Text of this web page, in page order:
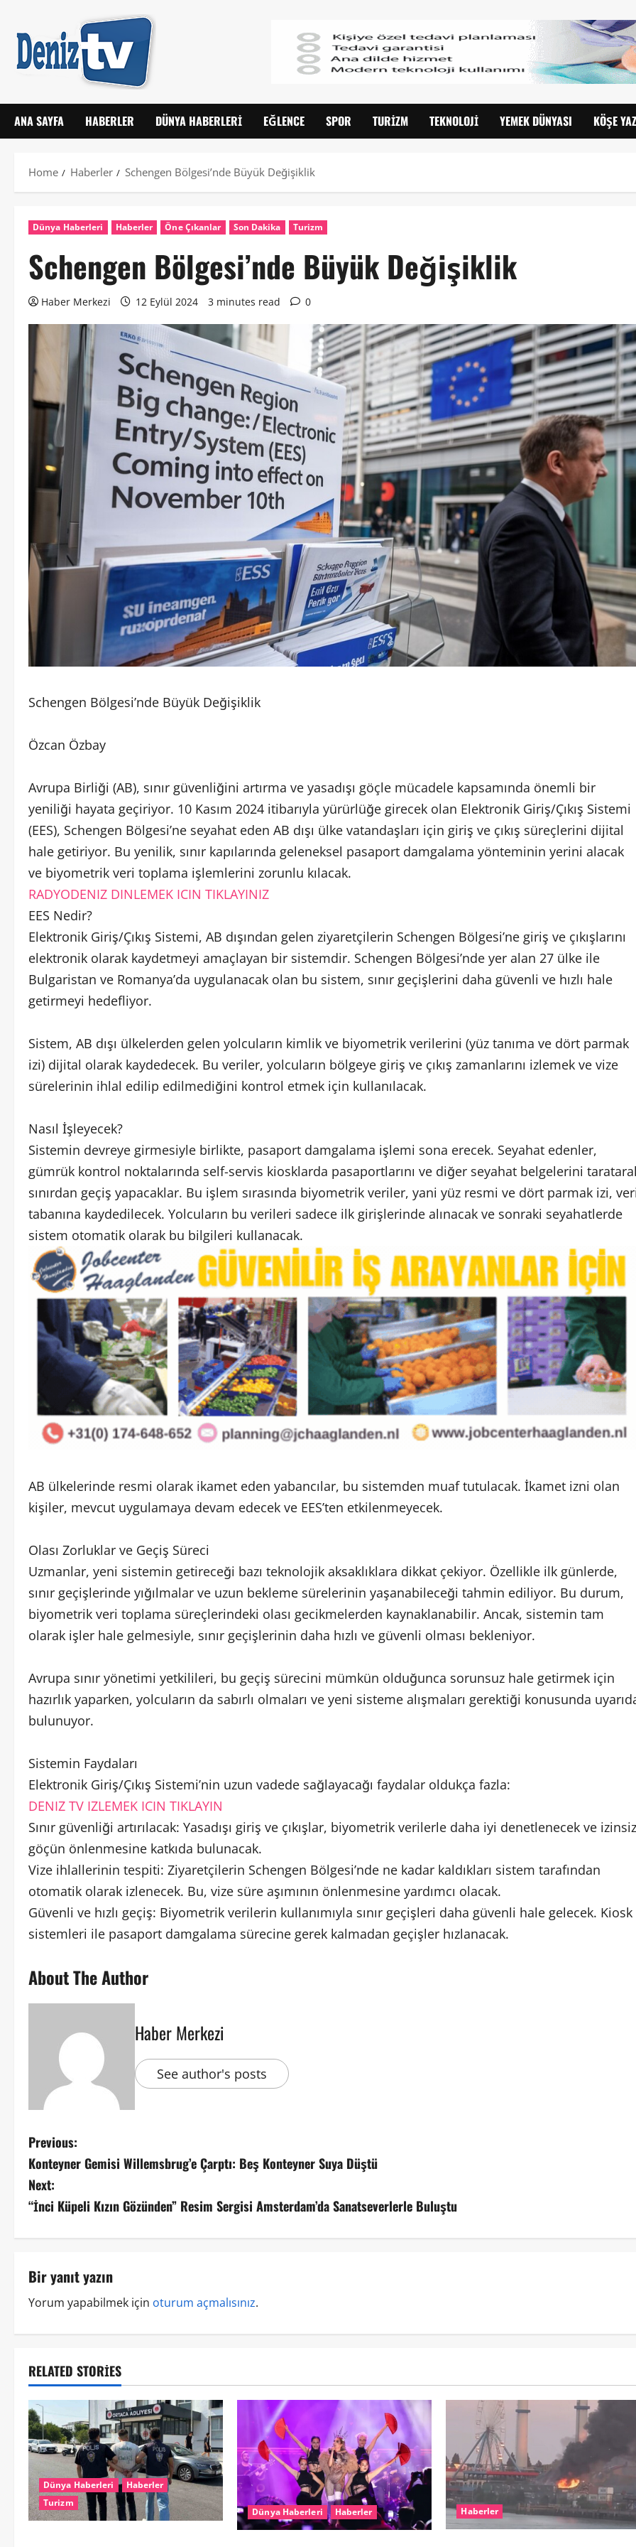
ANA SAYFA HABERLER DÜNYA HABERLERI EĞLENCE SPOR TURIZM TEKNOLOJI YEMEK DÜNYASI KÖŞE
Home Haberler Schengen Bölgesi’nde Büyük Değişiklik
Dünya Haberleri Haberler Öne Çıkanlar Son Dakika Turizm
Schengen Bölgesi’nde Büyük Değişiklik
Haber Merkezi 12 Eylül 2024 3 minutes read 0
Schengen Bölgesi’nde Büyük Değişiklik
Özcan Özbay
Avrupa Birliği (AB), sınır güvenliğini artırma ve yasadışı göçle mücadele kapsamında önemli bir
yeniliği hayata geçiriyor. 10 Kasım 2024 itibarıyla yürürlüğe girecek olan Elektronik Giriş/Çıkış Sistemi
(EES), Schengen Bölgesi’ne seyahat eden AB dışı ülke vatandaşları için giriş ve çıkış süreçlerini dijital
hale getiriyor. Bu yenilik, sınır kapılarında geleneksel pasaport damgalama yönteminin yerini alacak
ve biyometrik veri toplama işlemlerini zorunlu kılacak.
RADYODENIZ DINLEMEK ICIN TIKLAYINIZ
EES Nedir?
Elektronik Giriş/Çıkış Sistemi, AB dışından gelen ziyaretçilerin Schengen Bölgesi’ne giriş ve çıkışlarını
elektronik olarak kaydetmeyi amaçlayan bir sistemdir. Schengen Bölgesi’nde yer alan 27 ülke ile
Bulgaristan ve Romanya’da uygulanacak olan bu sistem, sınır geçişlerini daha güvenli ve hızlı hale
getirmeyi hedefliyor.
Sistem, AB dışı ülkelerden gelen yolcuların kimlik ve biyometrik verilerini (yüz tanıma ve dört parmak
izi) dijital olarak kaydedecek. Bu veriler, yolcuların bölgeye giriş ve çıkış zamanlarını izlemek ve vize
sürelerinin ihlal edilip edilmediğini kontrol etmek için kullanılacak.
Nasıl İşleyecek?
Sistemin devreye girmesiyle birlikte, pasaport damgalama işlemi sona erecek. Seyahat edenler,
gümrük kontrol noktalarında self-servis kiosklarda pasaportlarını ve diğer seyahat belgelerini
sınırdan geçiş yapacaklar. Bu işlem sırasında biyometrik veriler, yani yüz resmi ve dört parmak izi,
tabanına kaydedilecek. Yolcuların bu verileri sadece ilk girişlerinde alınacak ve sonraki seyahatlerde
sistem otomatik olarak bu bilgileri kullanacak.
AB ülkelerinde resmi olarak ikamet eden yabancılar, bu sistemden muaf tutulacak. İkamet izni olan
kişiler, mevcut uygulamaya devam edecek ve EES’ten etkilenmeyecek.
Olası Zorluklar ve Geçiş Süreci
Uzmanlar, yeni sistemin getireceği bazı teknolojik aksaklıklara dikkat çekiyor. Özellikle ilk günlerde,
sınır geçişlerinde yığılmalar ve uzun bekleme sürelerinin yaşanabileceği tahmin ediliyor. Bu durum,
biyometrik veri toplama süreçlerindeki olası gecikmelerden kaynaklanabilir. Ancak, sistemin tam
olarak işler hale gelmesiyle, sınır geçişlerinin daha hızlı ve güvenli olması bekleniyor.
Avrupa sınır yönetimi yetkilileri, bu geçiş sürecini mümkün olduğunca sorunsuz hale getirmek için
hazırlık yaparken, yolcuların da sabırlı olmaları ve yeni sisteme alışmaları gerektiği konusunda
bulunuyor.
Sistemin Faydaları
Elektronik Giriş/Çıkış Sistemi’nin uzun vadede sağlayacağı faydalar oldukça fazla:
DENIZ TV IZLEMEK ICIN TIKLAYIN
Sınır güvenliği artırılacak: Yasadışı giriş ve çıkışlar, biyometrik verilerle daha iyi denetlenecek ve izinsiz
göçün önlenmesine katkıda bulunacak.
Vize ihlallerinin tespiti: Ziyaretçilerin Schengen Bölgesi’nde ne kadar kaldıkları sistem tarafından
otomatik olarak izlenecek. Bu, vize süre aşımının önlenmesine yardımcı olacak.
Güvenli ve hızlı geçiş: Biyometrik verilerin kullanımıyla sınır geçişleri daha güvenli hale gelecek. Kiosk
sistemleri ile pasaport damgalama sürecine gerek kalmadan geçişler hızlanacak.
About The Author
Haber Merkezi
See author's posts
Previous:
Konteyner Gemisi Willemsbrug’e Çarptı: Beş Konteyner Suya Düştü
Next:
“İnci Küpeli Kızın Gözünden” Resim Sergisi Amsterdam’da Sanatseverlerle Buluştu
Bir yanıt yazın
Yorum yapabilmek için oturum açmalısınız.
RELATED STORIES
Dünya Haberleri
Haberler
Turizm
Dünya Haberleri Haberler Haberler